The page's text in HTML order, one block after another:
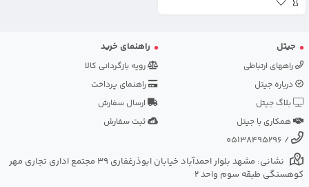
جیتل
راههای ارتباطی
درباره جیتل
بلاگ جیتل
همکاری با جیتل
راهنمای خرید
رویه بازگردانی کالا
راهنمای پرداخت
ارسال سفارش
ثبت سفارش
/
05138495296
نشانی: مشهد بلوار احمدآباد خیابان ابوذرغفاری 39 مجتمع اداری تجاری مهر
کوهسنگی طبقه سوم واحد 2